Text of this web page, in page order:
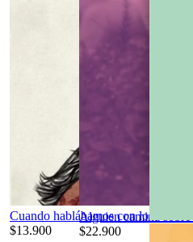
Cuando hablábamos con los muertos
$13.900
Alguien camina
$22.900